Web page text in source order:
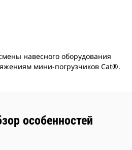
навесного оборудования
мини-погрузчиков Cat®.
особенностей